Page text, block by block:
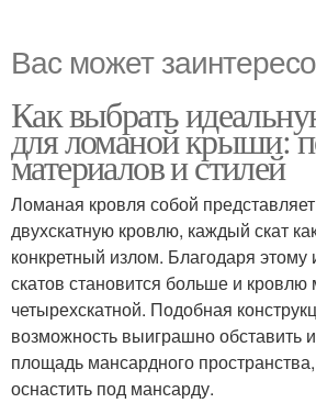
Вас может
Как выбрать
для ломаной крыши:
материалов и стилей
Ломаная кровля собой
двухскатную кровлю, каждый скат
конкретный излом. Благодаря этому
скатов становится больше и
четырехскатной. Подобная
возможность выиграшно обставить
площадь мансардного
оснастить под мансарду.